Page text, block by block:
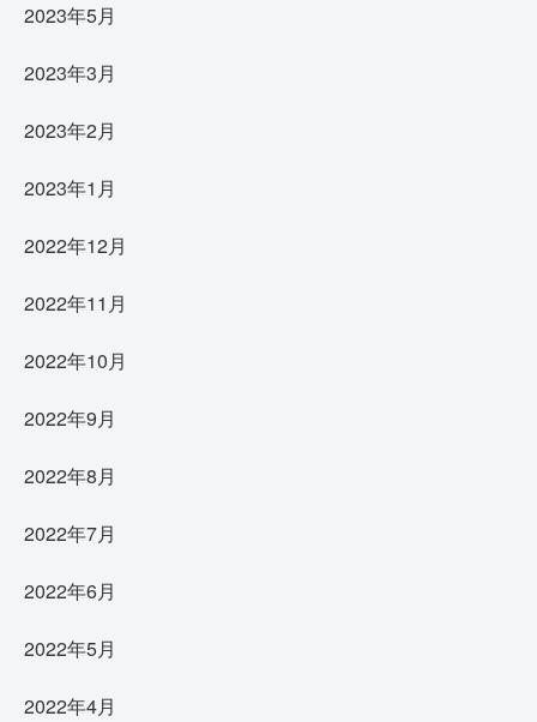
2023年5月
2023年3月
2023年2月
2023年1月
2022年12月
2022年11月
2022年10月
2022年9月
2022年8月
2022年7月
2022年6月
2022年5月
2022年4月